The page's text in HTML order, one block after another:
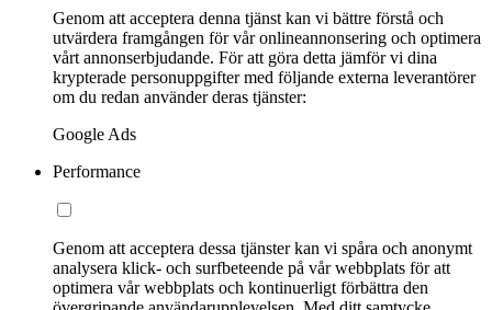
Genom att acceptera denna tjänst kan vi bättre förstå och
utvärdera framgången för vår onlineannonsering och optimera
vårt annonserbjudande. För att göra detta jämför vi dina
krypterade personuppgifter med följande externa leverantörer
om du redan använder deras tjänster:
Google Ads
Performance
Genom att acceptera dessa tjänster kan vi spåra och anonymt
analysera klick- och surfbeteende på vår webbplats för att
optimera vår webbplats och kontinuerligt förbättra den